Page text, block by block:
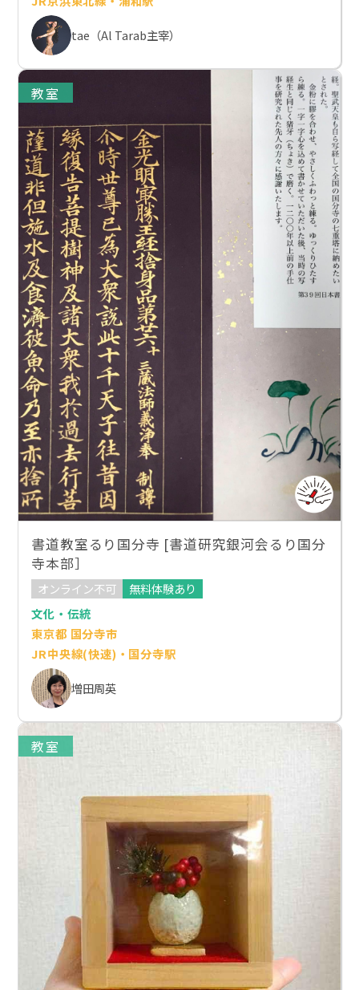
tae（Al Tarab主宰）
教室
書道教室るり国分寺 [書道研究銀河会るり国分
寺本部］
オンライン不可
無料体験あり
文化・伝統
東京都 国分寺市
JR中央線(快速)・国分寺駅
増田周英
教室